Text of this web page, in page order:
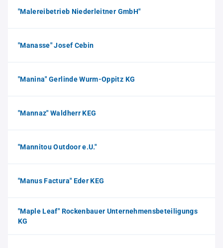
"Malereibetrieb Niederleitner GmbH"
"Manasse" Josef Cebin
"Manina" Gerlinde Wurm-Oppitz KG
"Mannaz" Waldherr KEG
"Mannitou Outdoor e.U."
"Manus Factura" Eder KEG
"Maple Leaf" Rockenbauer Unternehmensbeteiligungs
KG